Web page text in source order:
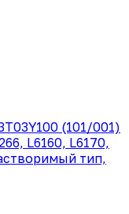
(101/001)
L6160, L6170,
тип,